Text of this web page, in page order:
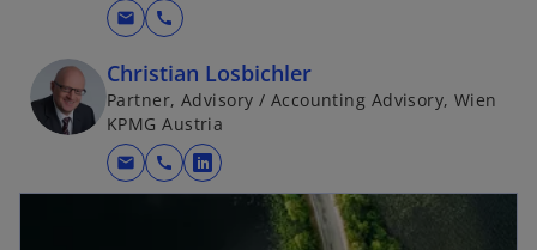
mail call
Christian Losbichler
Partner, Advisory / Accounting Advisory, Wien
KPMG Austria
mail call
w